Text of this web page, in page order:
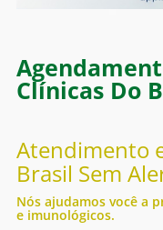
Clínicas Do
Atendimento
Brasil Sem
Nós ajudamos você a
e imunológicos.